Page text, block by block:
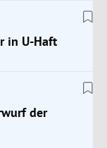
in U-Haft
der